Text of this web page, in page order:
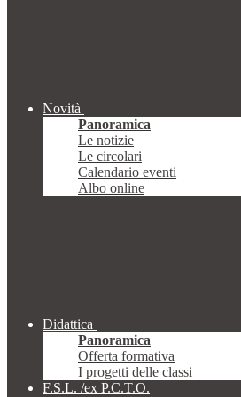
Novità
Panoramica
Le notizie
Le circolari
Calendario eventi
Albo online
Didattica
Panoramica
Offerta formativa
I progetti delle classi
F.S.L. /ex P.C.T.O.